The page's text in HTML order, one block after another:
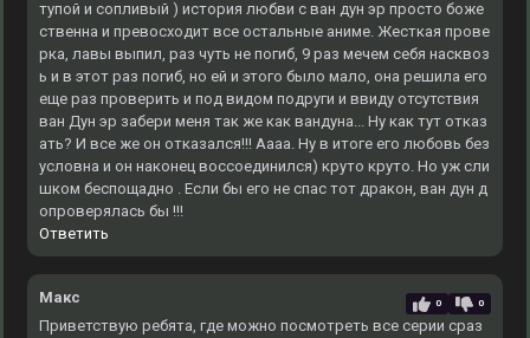
тупой и сопливый ) история любви с ван дун эр просто боже
ственна и превосходит все остальные аниме. Жесткая прове
рка, лавы выпил, раз чуть не погиб, 9 раз мечем себя насквоз
ь и в этот раз погиб, но ей и этого было мало, она решила его
еще раз проверить и под видом подруги и ввиду отсутствия
ван Дун эр забери меня так же как вандуна... Ну как тут отказ
ать? И все же он отказался!!! Аааа. Ну в итоге его любовь без
условна и он наконец воссоединился) круто круто. Но уж сли
шком беспощадно . Если бы его не спас тот дракон, ван дун д
опроверялась бы !!!
Ответить
Макс 0 0
Приветствую ребята, где можно посмотреть все серии сраз